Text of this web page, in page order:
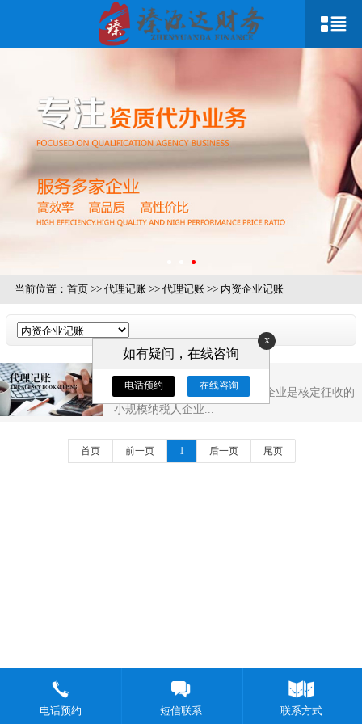
当前位置： 首页>> 代理记账>> 代理记账>> 内资企业记账
内资企业记账流程
内资企业记账流程 一、小规模企业是核定征收的
小规模纳税人企业...
首页 前一页 1 后一页 尾页
电话预约 短信联系 联系方式
x
如有疑问，在线咨询
电话预约 在线咨询